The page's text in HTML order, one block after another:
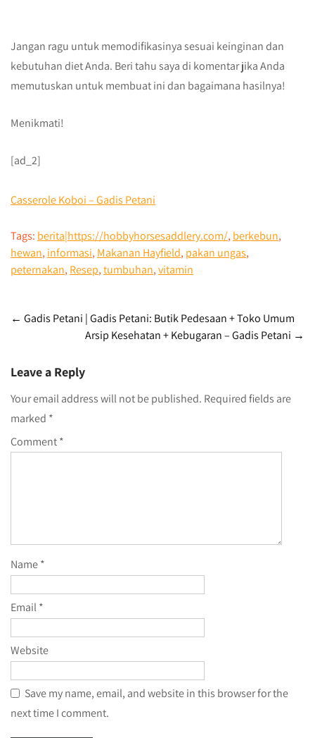
Jangan ragu untuk memodifikasinya sesuai keinginan dan
kebutuhan diet Anda. Beri tahu saya di komentar jika Anda
memutuskan untuk membuat ini dan bagaimana hasilnya!
Menikmati!
[ad_2]
Casserole Koboi – Gadis Petani
Tags: berita|https://hobbyhorsesaddlery.com/, berkebun,
hewan, informasi, Makanan Hayfield, pakan ungas,
peternakan, Resep,tumbuhan,vitamin
Post
navigation
← Gadis Petani | Gadis Petani: Butik Pedesaan + Toko Umum
Arsip Kesehatan + Kebugaran – Gadis Petani →
Leave a Reply
Your email address will not be published. Required fields are
marked *
Comment*
Name*
Email*
Website
Save my name, email, and website in this browser for the
next time I comment.